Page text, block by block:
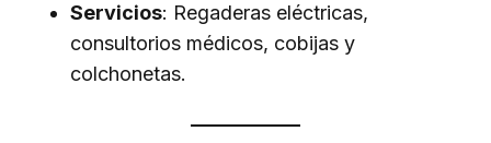
Servicios: Regaderas eléctricas,
consultorios médicos, cobijas y
colchonetas.